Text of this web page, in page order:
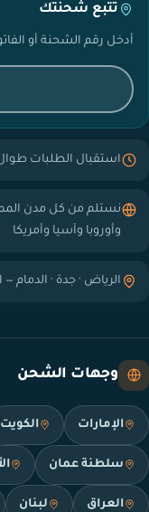
تتبع شحنتك
أدخل رقم الشحنة أو
استقبال الطلبات
نستلم من كل مدن
وأوروبا وآسيا وأمريكا
الرياض · جدة · الدمام
وجهات الشحن
الإمارات الكويت
سلطنة عمان
العراق لبنان